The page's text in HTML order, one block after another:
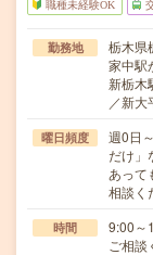
職種未経験OK
勤務地
栃木県
家中駅
新栃木
／新
曜日頻度
週0日
だけ」
あって
相談く
時間
9:00～
ご相談